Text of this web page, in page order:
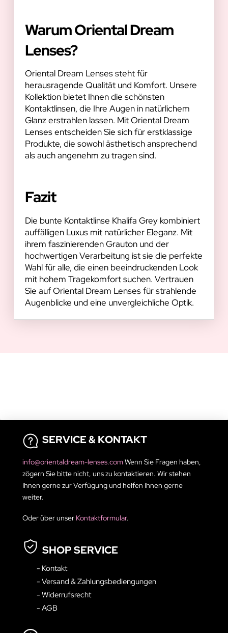
Warum Oriental Dream
Lenses?
Oriental Dream Lenses steht für
herausragende Qualität und Komfort. Unsere
Kollektion bietet Ihnen die schönsten
Kontaktlinsen, die Ihre Augen in natürlichem
Glanz erstrahlen lassen. Mit Oriental Dream
Lenses entscheiden Sie sich für erstklassige
Produkte, die sowohl ästhetisch ansprechend
als auch angenehm zu tragen sind.
Fazit
Die bunte Kontaktlinse Khalifa Grey kombiniert
auffälligen Luxus mit natürlicher Eleganz. Mit
ihrem faszinierenden Grauton und der
hochwertigen Verarbeitung ist sie die perfekte
Wahl für alle, die einen beeindruckenden Look
mit hohem Tragekomfort suchen. Vertrauen
Sie auf Oriental Dream Lenses für strahlende
Augenblicke und eine unvergleichliche Optik.
SERVICE & KONTAKT
info@orientaldream-lenses.comWenn Sie Fragen haben,
zögern Sie bitte nicht, uns zu kontaktieren. Wir stehen
Ihnen gerne zur Verfügung und helfen Ihnen gerne
weiter.
Oder über unser Kontaktformular.
SHOP SERVICE
- Kontakt
- Versand & Zahlungsbediengungen
- Widerrufsrecht
- AGB